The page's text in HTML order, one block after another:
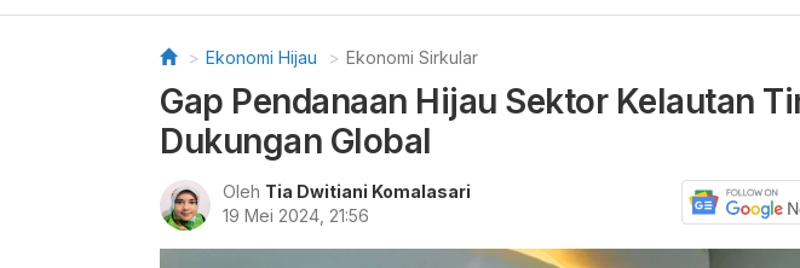
Ekonomi Hijau Ekonomi Sirkular
Gap Pendanaan Hijau Sektor Kelautan
Dukungan Global
Oleh Tia Dwitiani Komalasari
19 Mei 2024, 21:56